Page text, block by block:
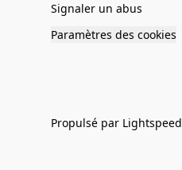
Signaler un abus
Paramètres des cookies
Propulsé par Lightspeed